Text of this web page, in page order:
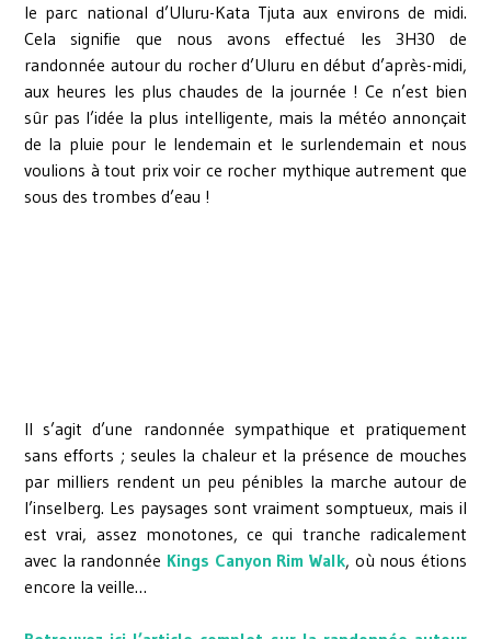
le parc national d’Uluru-Kata Tjuta aux environs de midi.
Cela signifie que nous avons effectué les 3H30 de
randonnée autour du rocher d’Uluru en début d’après-midi,
aux heures les plus chaudes de la journée ! Ce n’est bien
sûr pas l’idée la plus intelligente, mais la météo annonçait
de la pluie pour le lendemain et le surlendemain et nous
voulions à tout prix voir ce rocher mythique autrement que
sous des trombes d’eau !
Il s’agit d’une randonnée sympathique et pratiquement
sans efforts ; seules la chaleur et la présence de mouches
par milliers rendent un peu pénibles la marche autour de
l’inselberg. Les paysages sont vraiment somptueux, mais il
est vrai, assez monotones, ce qui tranche radicalement
avec la randonnée Kings Canyon Rim Walk, où nous étions
encore la veille…